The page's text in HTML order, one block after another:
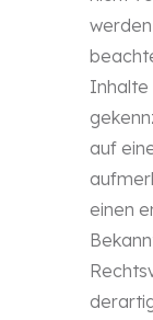
Inhalte
auf
einen